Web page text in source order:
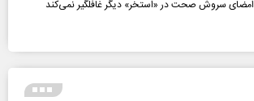
امضای سروش صحت در «استخر» دیگر غافلگیر نمی‌کند